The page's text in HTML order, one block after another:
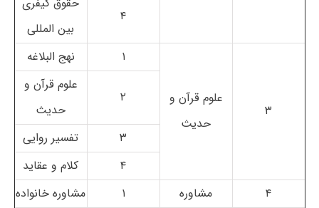
۴
بین المللی
۳
علوم قرآن و
حدیث
۱ نهج البلاغه
۲
علوم قرآن و
حدیث
۳
تفسیر روایی
۴
کلام و عقاید
۴
مشاوره ۱
مشاوره خانواده